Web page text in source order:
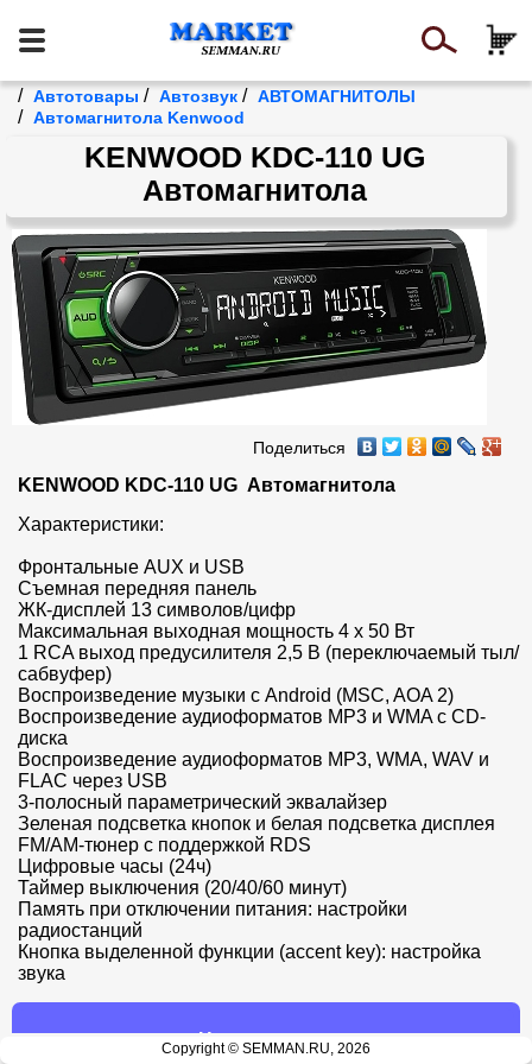
/ Автотовары / Автозвук / АВТОМАГНИТОЛЫ
/ Автомагнитола Kenwood
KENWOOD KDC-110 UG
Автомагнитола
Поделиться
KENWOOD KDC-110 UG  Автомагнитола
Характеристики:
Фронтальные AUX и USB
Съемная передняя панель
ЖК-дисплей 13 символов/цифр
Максимальная выходная мощность 4 x 50 Вт
1 RCA выход предусилителя 2,5 В (переключаемый тыл/
сабвуфер)
Воспроизведение музыки с Android (MSC, AOA 2)
Воспроизведение аудиоформатов MP3 и WMA с CD-
диска
Воспроизведение аудиоформатов MP3, WMA, WAV и
FLAC через USB
3-полосный параметрический эквалайзер
Зеленая подсветка кнопок и белая подсветка дисплея
FM/AM-тюнер с поддержкой RDS
Цифровые часы (24ч)
Таймер выключения (20/40/60 минут)
Память при отключении питания: настройки
радиостанций
Кнопка выделенной функции (accent key): настройка
звука
Нет в наличии
Copyright © SEMMAN.RU, 2026